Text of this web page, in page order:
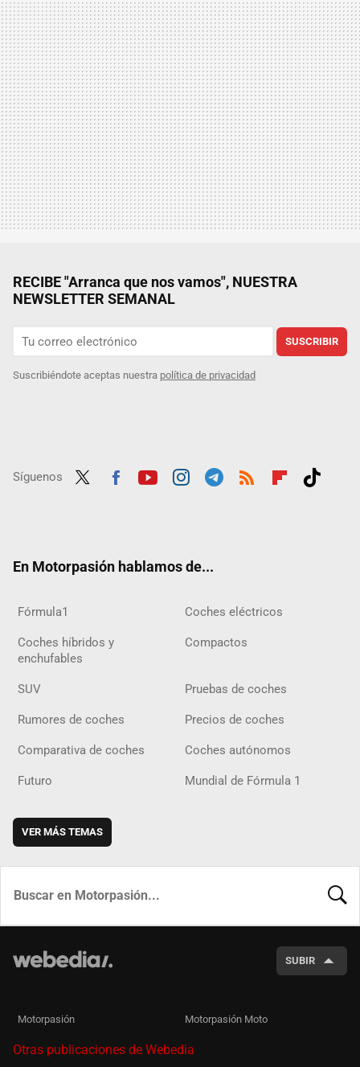
RECIBE "Arranca que nos vamos", NUESTRA
NEWSLETTER SEMANAL
SUSCRIBIR
Suscribiéndote aceptas nuestra política de privacidad
Síguenos
En Motorpasión hablamos de...
Fórmula1 Coches eléctricos
Coches híbridos y
enchufables
Compactos
SUV Pruebas de coches
Rumores de coches Precios de coches
Comparativa de coches Coches autónomos
Futuro Mundial de Fórmula 1
VER MÁS TEMAS
SUBIR
Motorpasión Motorpasión Moto
Otras publicaciones de Webedia